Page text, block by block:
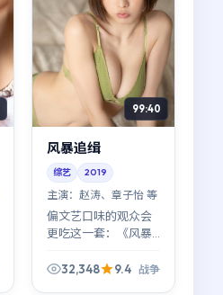
99:40
风暴追缉
综艺 2019
主演： 赵涛、章子怡 等
偏文艺口味的观众会
更吃这一套：《风暴
白多，但日本特有的
32,348 9.4 战争